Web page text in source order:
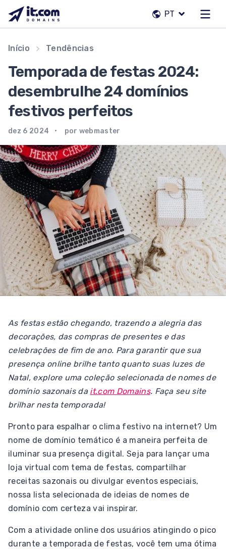
para
o
PT
Nossa equipe
Contatos
Registradores
PT
Início Tendências
Temporada de festas 2024:
desembrulhe 24 domínios
festivos perfeitos
dez 6 2024 por webmaster
As festas estão chegando, trazendo a alegria das
decorações, das compras de presentes e das
celebrações de fim de ano. Para garantir que sua
presença online brilhe tanto quanto suas luzes de
Natal, explore uma coleção selecionada de nomes de
domínio sazonais da it.com Domains. Faça seu site
brilhar nesta temporada!
Pronto para espalhar o clima festivo na internet? Um
nome de domínio temático é a maneira perfeita de
iluminar sua presença digital. Seja para lançar uma
loja virtual com tema de festas, compartilhar
receitas sazonais ou divulgar eventos especiais,
nossa lista selecionada de ideias de nomes de
domínio com certeza vai inspirar.
Com a atividade online dos usuários atingindo o pico
durante a temporada de festas, você tem uma ótima